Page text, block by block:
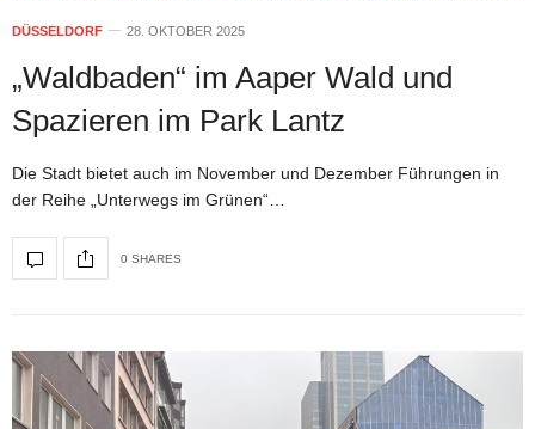
DÜSSELDORF 28. OKTOBER 2025
„Waldbaden“ im Aaper Wald und
Spazieren im Park Lantz
Die Stadt bietet auch im November und Dezember Führungen in
der Reihe „Unterwegs im Grünen“…
0 SHARES